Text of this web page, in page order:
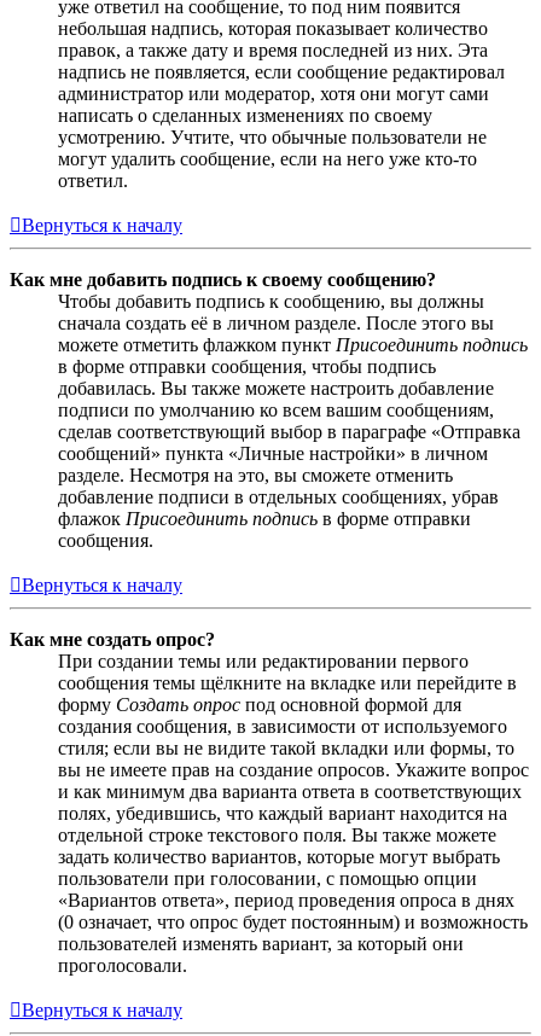
уже ответил на сообщение, то под ним появится
небольшая надпись, которая показывает количество
правок, а также дату и время последней из них. Эта
надпись не появляется, если сообщение редактировал
администратор или модератор, хотя они могут сами
написать о сделанных изменениях по своему
усмотрению. Учтите, что обычные пользователи не
могут удалить сообщение, если на него уже кто-то
ответил.
Вернуться к началу
Как мне добавить подпись к своему сообщению?
Чтобы добавить подпись к сообщению, вы должны
сначала создать её в личном разделе. После этого вы
можете отметить флажком пункт Присоединить подпись
в форме отправки сообщения, чтобы подпись
добавилась. Вы также можете настроить добавление
подписи по умолчанию ко всем вашим сообщениям,
сделав соответствующий выбор в параграфе «Отправка
сообщений» пункта «Личные настройки» в личном
разделе. Несмотря на это, вы сможете отменить
добавление подписи в отдельных сообщениях, убрав
флажок Присоединить подпись в форме отправки
сообщения.
Вернуться к началу
Как мне создать опрос?
При создании темы или редактировании первого
сообщения темы щёлкните на вкладке или перейдите в
форму Создать опрос под основной формой для
создания сообщения, в зависимости от используемого
стиля; если вы не видите такой вкладки или формы, то
вы не имеете прав на создание опросов. Укажите вопрос
и как минимум два варианта ответа в соответствующих
полях, убедившись, что каждый вариант находится на
отдельной строке текстового поля. Вы также можете
задать количество вариантов, которые могут выбрать
пользователи при голосовании, с помощью опции
«Вариантов ответа», период проведения опроса в днях
(0 означает, что опрос будет постоянным) и возможность
пользователей изменять вариант, за который они
проголосовали.
Вернуться к началу